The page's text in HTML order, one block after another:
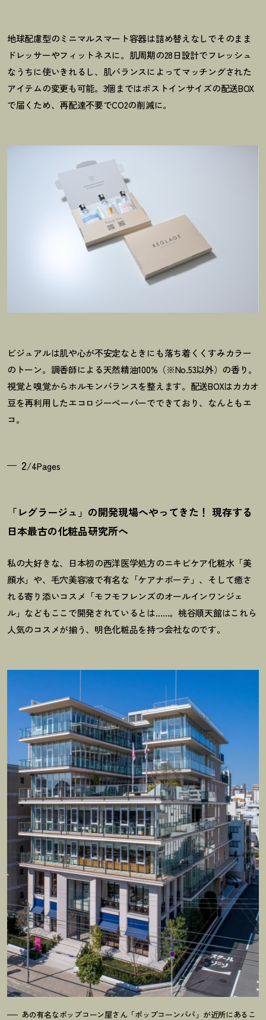
地球配慮型のミニマルスマート容器は詰め替えなしでそのまま
ドレッサーやフィットネスに。肌周期の28日設計でフレッシュ
なうちに使いきれるし、肌バランスによってマッチングされた
アイテムの変更も可能。3個まではポストインサイズの配送BOX
で届くため、再配達不要でCO2の削減に。
ビジュアルは肌や心が不安定なときにも落ち着くくすみカラー
のトーン。調香師による天然精油100%（※No.53以外）の香り。
視覚と嗅覚からホルモンバランスを整えます。配送BOXはカカオ
豆を再利用したエコロジーペーパーでできており、なんともエ
コ。
2/4Pages
「レグラージュ」の開発現場へやってきた ！ 現存する
日本最古の化粧品研究所へ
私の大好きな、日本初の西洋医学処方のニキビケア化粧水「美
顔水」や、毛穴美容液で有名な「ケアナボーテ」、そして癒さ
れる寄り添いコスメ「モフモフレンズのオールインワンジェ
ル」などもここで開発されているとは……。桃谷順天館はこれら
人気のコスメが揃う、明色化粧品を持つ会社なのです。
あの有名なポップコーン屋さん「ポップコーンパパ」が近所にあるこ